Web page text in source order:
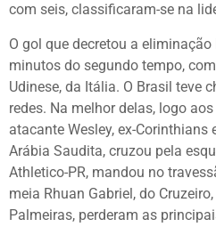
com seis, classificaram-se na
O gol que decretou a
minutos do segundo tempo,
Udinese, da Itália. O Brasil teve
redes. Na melhor delas, logo
atacante Wesley, ex-Corinthians
Arábia Saudita, cruzou pela
Athletico-PR, mandou no
meia Rhuan Gabriel, do
Palmeiras, perderam as